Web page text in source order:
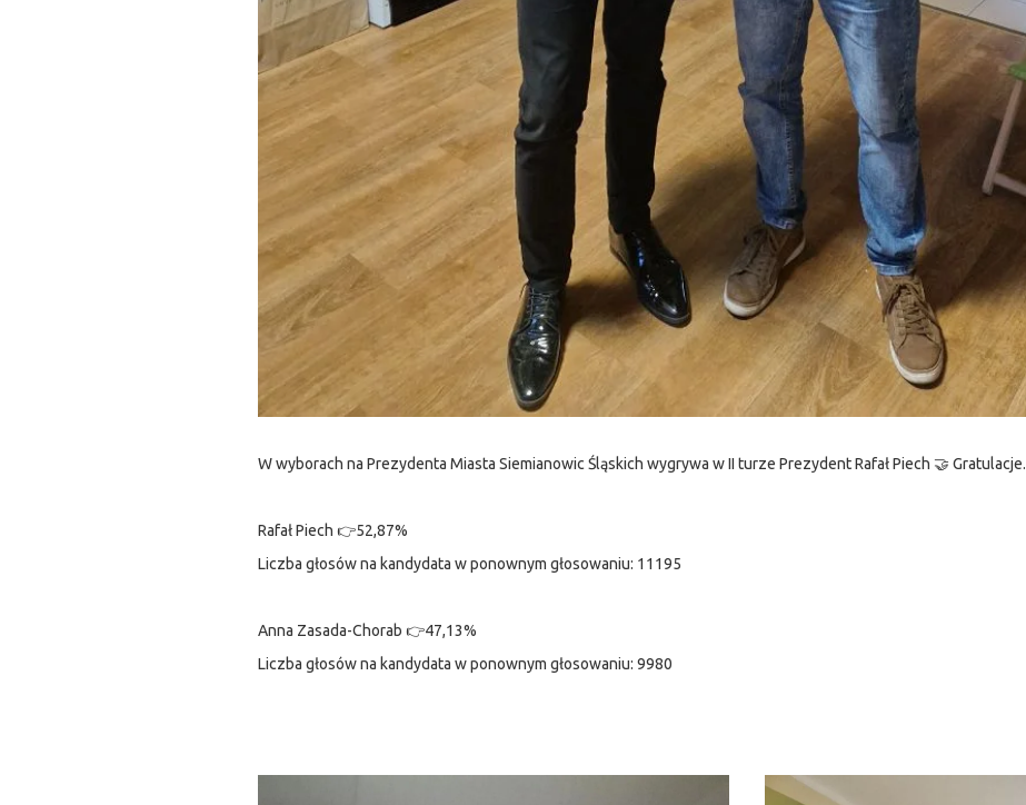
W wyborach na Prezydenta Miasta Siemianowic Śląskich wygrywa w II turze Prezydent Rafał Piech 🤝 Gratulacje.
Rafał Piech 👉52,87%
Liczba głosów na kandydata w ponownym głosowaniu: 11195
Anna Zasada-Chorab 👉47,13%
Liczba głosów na kandydata w ponownym głosowaniu: 9980